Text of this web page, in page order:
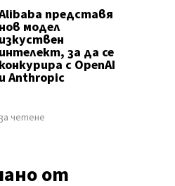
представя
нов модел
изкуствен
интелект, за да се
конкурира с OpenAI
и Anthropic
четене
от